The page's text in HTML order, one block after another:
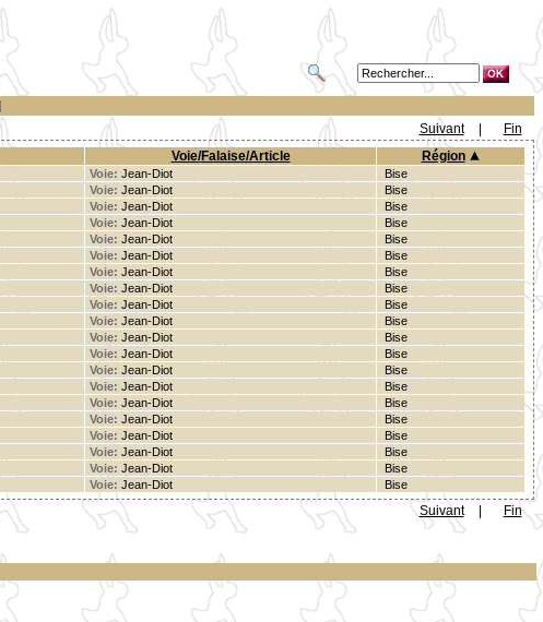
Suivant
Fin
Voie/Falaise/Article Région
Voie: Jean-Diot
Bise
Voie: Jean-Diot
Bise
Voie: Jean-Diot
Bise
Voie: Jean-Diot
Bise
Voie: Jean-Diot
Bise
Voie: Jean-Diot
Bise
Voie: Jean-Diot
Bise
Voie: Jean-Diot
Bise
Voie: Jean-Diot
Bise
Voie: Jean-Diot
Bise
Voie: Jean-Diot
Bise
Voie: Jean-Diot
Bise
Voie: Jean-Diot
Bise
Voie: Jean-Diot
Bise
Voie: Jean-Diot
Bise
Voie: Jean-Diot
Bise
Voie: Jean-Diot
Bise
Voie: Jean-Diot
Bise
Voie: Jean-Diot
Bise
Voie: Jean-Diot Bise
Suivant
Fin